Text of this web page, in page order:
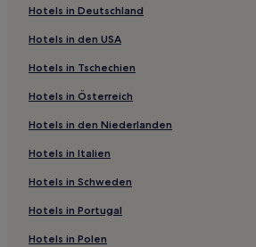
Hotels in Deutschland
Hotels in den USA
Hotels in Tschechien
Hotels in Österreich
Hotels in den Niederlanden
Hotels in Italien
Hotels in Schweden
Hotels in Portugal
Hotels in Polen